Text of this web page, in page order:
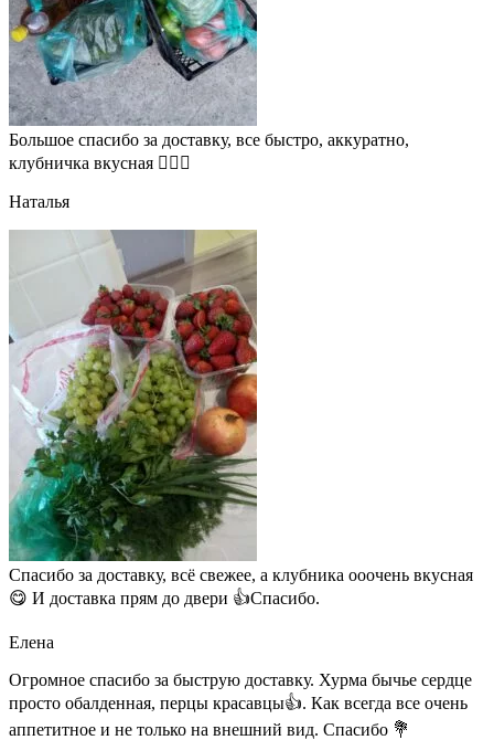
Большое спасибо за доставку, все быстро, аккуратно,
клубничка вкусная 👍🏻🍓
Наталья
Спасибо за доставку, всё свежее, а клубника ооочень вкусная
😋 И доставка прям до двери 👍Спасибо.
Елена
Огромное спасибо за быструю доставку. Хурма бычье сердце
просто обалденная, перцы красавцы👍. Как всегда все очень
аппетитное и не только на внешний вид. Спасибо 💐